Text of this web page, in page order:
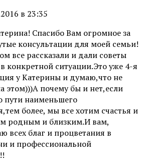
в 23:35
Спасибо Вам огромное за
консультации для моей семьи!
все рассказали и дали советы
конкретной ситуации.Это уже 4-я
у Катерины и думаю,что не
этом)))А почему бы и нет,если
пути наименьшего
более, мы все хотим счастья и
родным и близким.И вам,
всех благ и процветания в
и профессиональной